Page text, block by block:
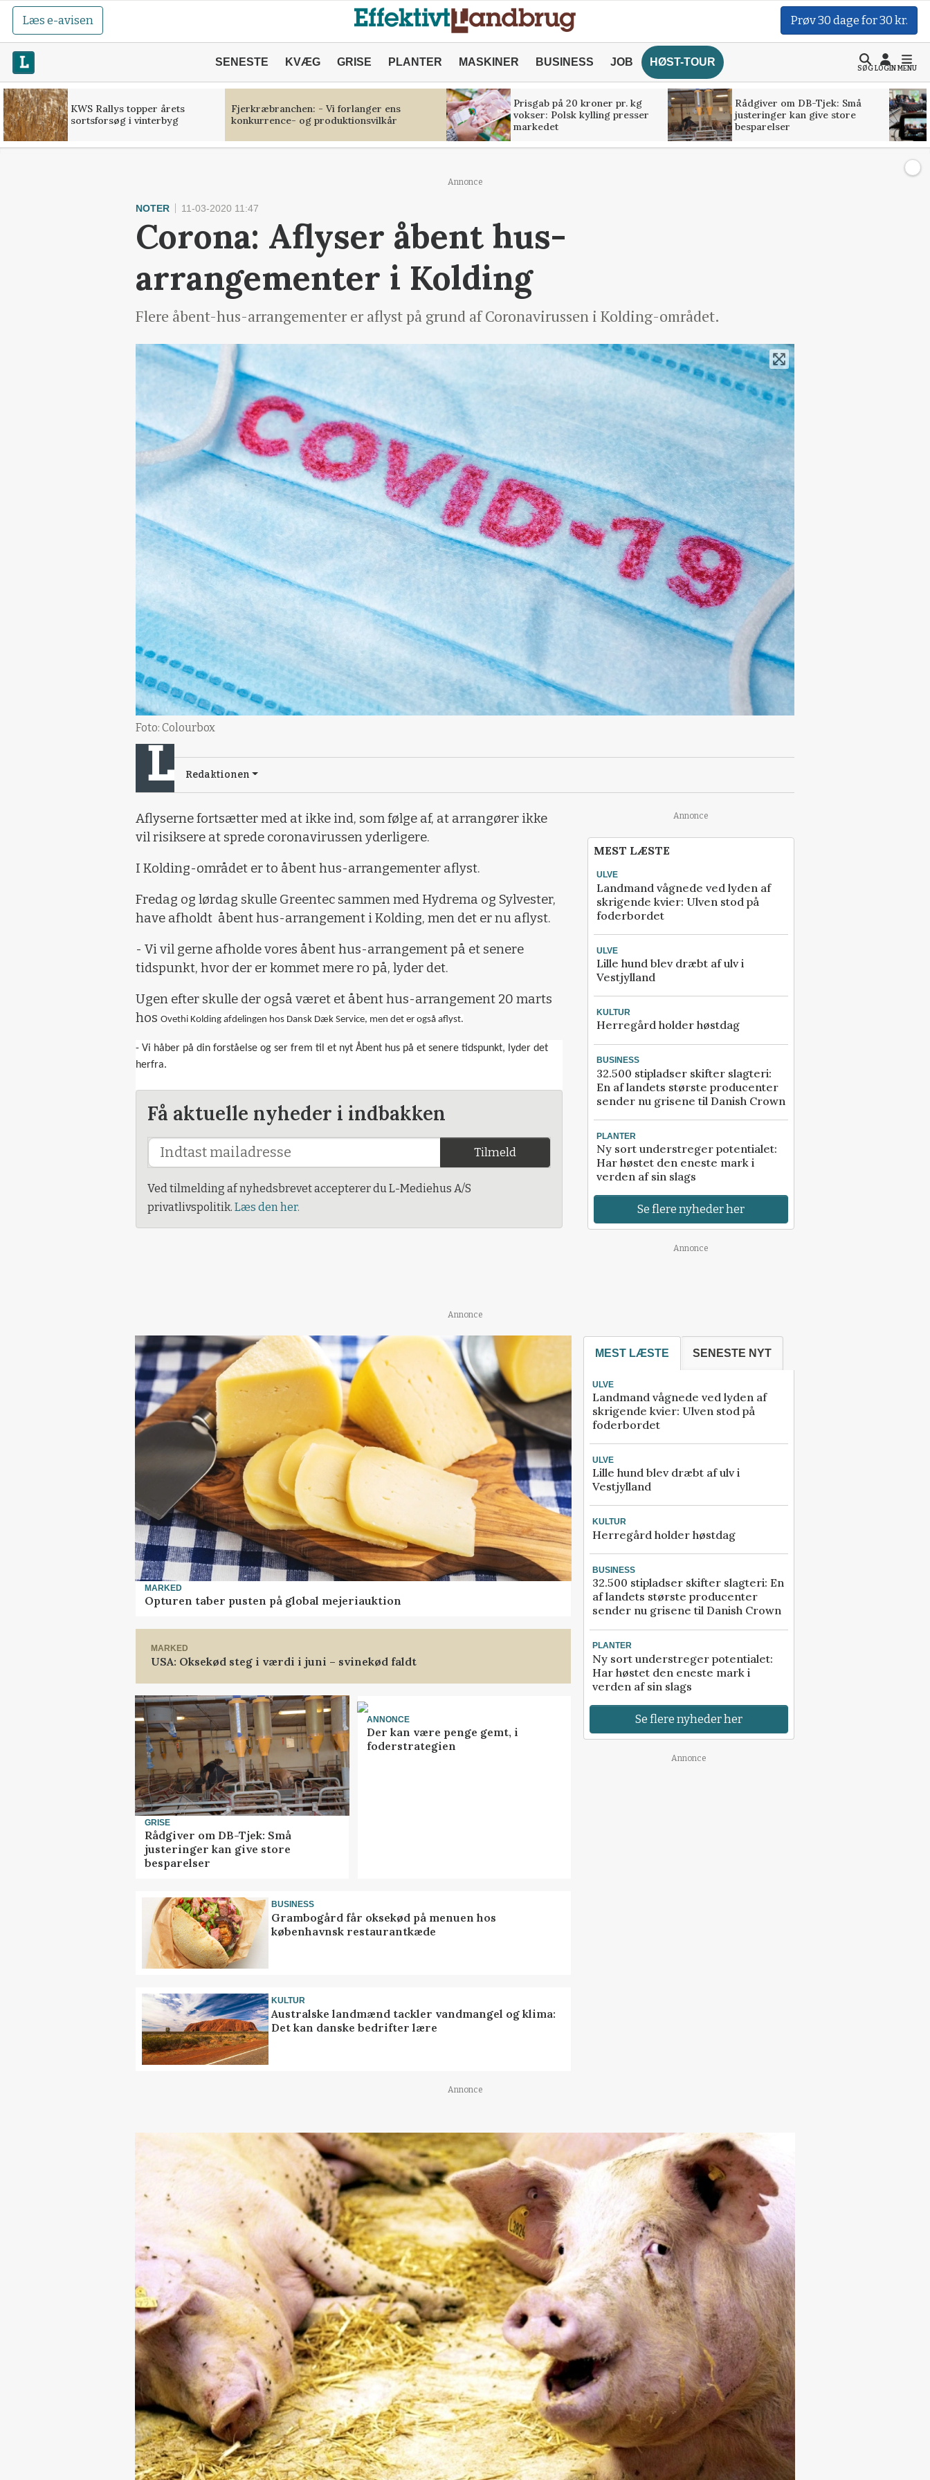
Læs e-avisen Prøv 30 dage for 30 kr.
SENESTE KVÆG GRISE PLANTER MASKINER BUSINESS JOB HØST-TOUR
SØGLOGINMENU
KWS Rallys topper årets
sortsforsøg i vinterbyg
Fjerkræbranchen: - Vi forlanger ens
konkurrence- og produktionsvilkår
Prisgab på 20 kroner pr. kg
vokser: Polsk kylling presser
markedet
Rådgiver om DB-Tjek: Små
justeringer kan give store
besparelser
Annonce
NOTER 11-03-2020 11:47
Corona: Aflyser åbent hus-
arrangementer i Kolding
Flere åbent-hus-arrangementer er aflyst på grund af Coronavirussen i Kolding-området.
Foto: Colourbox
Redaktionen
Aflyserne fortsætter med at ikke ind, som følge af, at arrangører ikke
vil risiksere at sprede coronavirussen yderligere.
I Kolding-området er to åbent hus-arrangementer aflyst.
Fredag og lørdag skulle Greentec sammen med Hydrema og Sylvester,
have afholdt åbent hus-arrangement i Kolding, men det er nu aflyst.
- Vi vil gerne afholde vores åbent hus-arrangement på et senere
tidspunkt, hvor der er kommet mere ro på, lyder det.
Ugen efter skulle der også været et åbent hus-arrangement 20 marts
hos Ovethi Kolding afdelingen hos Dansk Dæk Service, men det er også aflyst.
- Vi håber på din forståelse og ser frem til et nyt Åbent hus på et senere tidspunkt, lyder det
herfra.
Få aktuelle nyheder i indbakken
Tilmeld
Ved tilmelding af nyhedsbrevet accepterer du L-Mediehus A/S
privatlivspolitik. Læs den her.
Annonce
MEST LÆSTE
ULVE
Landmand vågnede ved lyden af
skrigende kvier: Ulven stod på
foderbordet
ULVE
Lille hund blev dræbt af ulv i
Vestjylland
KULTUR
Herregård holder høstdag
BUSINESS
32.500 stipladser skifter slagteri:
En af landets største producenter
sender nu grisene til Danish Crown
PLANTER
Ny sort understreger potentialet:
Har høstet den eneste mark i
verden af sin slags
Se flere nyheder her
Annonce
Annonce
MARKED
Opturen taber pusten på global mejeriauktion
MARKED
USA: Oksekød steg i værdi i juni – svinekød faldt
GRISE
Rådgiver om DB-Tjek: Små
justeringer kan give store
besparelser
ANNONCE
Der kan være penge gemt, i
foderstrategien
BUSINESS
Grambogård får oksekød på menuen hos
københavnsk restaurantkæde
KULTUR
Australske landmænd tackler vandmangel og klima:
Det kan danske bedrifter lære
MEST LÆSTE SENESTE NYT
ULVE
Landmand vågnede ved lyden af
skrigende kvier: Ulven stod på
foderbordet
ULVE
Lille hund blev dræbt af ulv i
Vestjylland
KULTUR
Herregård holder høstdag
BUSINESS
32.500 stipladser skifter slagteri: En
af landets største producenter
sender nu grisene til Danish Crown
PLANTER
Ny sort understreger potentialet:
Har høstet den eneste mark i
verden af sin slags
Se flere nyheder her
Annonce
Annonce